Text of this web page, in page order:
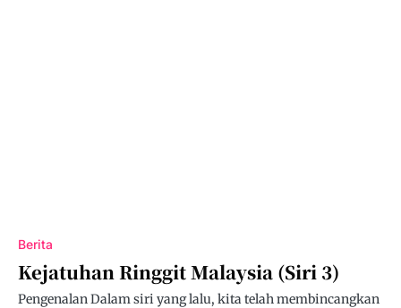
Berita
Kejatuhan Ringgit Malaysia (Siri 3)
Pengenalan Dalam siri yang lalu, kita telah membincangkan